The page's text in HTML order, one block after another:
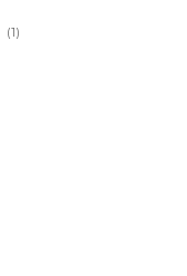
(1)